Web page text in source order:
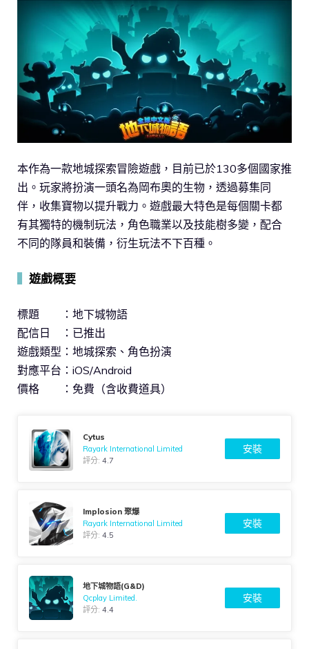
本作為一款地城探索冒險遊戲，目前已於130多個國家推
出。玩家將扮演一頭名為岡布奧的生物，透過募集同
伴，收集寶物以提升戰力。遊戲最大特色是每個關卡都
有其獨特的機制玩法，角色職業以及技能樹多變，配合
不同的隊員和裝備，衍生玩法不下百種。
遊戲概要
標題 ：地下城物語
配信日 ：已推出
遊戲類型：地城探索、角色扮演
對應平台：iOS/Android
價格 ：免費（含收費道具）
Cytus
Rayark International Limited
評分:4.7
安裝
Implosion 聚爆
Rayark International Limited
評分:4.5
安裝
地下城物語(G&D)
Qcplay Limited.
評分:4.4
安裝